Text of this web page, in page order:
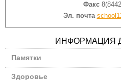
Факс
Эл. почта
ИНФОРМАЦИЯ
Памятки
Здоровье